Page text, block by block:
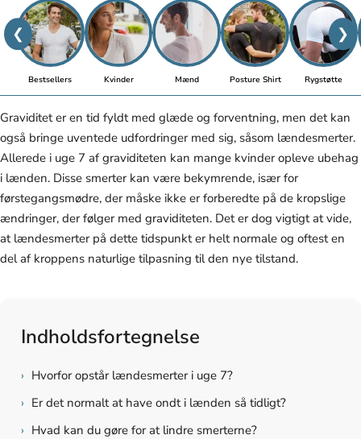
❮ ❯
Bestsellers Kvinder Mænd Posture Shirt Rygstøtte
Graviditet er en tid fyldt med glæde og forventning, men det kan
også bringe uventede udfordringer med sig, såsom lændesmerter.
Allerede i uge 7 af graviditeten kan mange kvinder opleve ubehag
i lænden. Disse smerter kan være bekymrende, især for
førstegangsmødre, der måske ikke er forberedte på de kropslige
ændringer, der følger med graviditeten. Det er dog vigtigt at vide,
at lændesmerter på dette tidspunkt er helt normale og oftest en
del af kroppens naturlige tilpasning til den nye tilstand.
Indholdsfortegnelse
› Hvorfor opstår lændesmerter i uge 7?
› Er det normalt at have ondt i lænden så tidligt?
› Hvad kan du gøre for at lindre smerterne?